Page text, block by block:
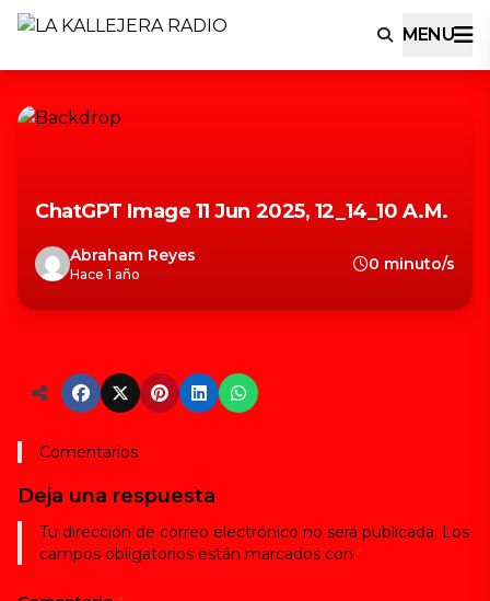
MENU
ChatGPT Image 11 Jun 2025, 12_14_10 A.m.
Abraham Reyes
Hace 1 año
0 minuto/s
Comentarios
Deja una respuesta
Tu dirección de correo electrónico no será publicada. Los
campos obligatorios están marcados con *